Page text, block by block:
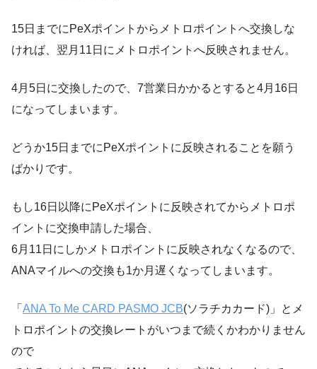
15日までにPeXポイントからメトロポイントへ交換しな
ければ、翌月11日にメトロポイントへ反映されません。
4月5日に交換したので、7営業日かかるとすると4月16日
になってしまいます。
どうか15日までにPeXポイントに反映されることを願う
ばかりです。
もし16日以降にPeXポイントに反映されてからメトロポ
イントに交換申請した場合、
6月11日にしかメトロポイントに反映されなくなるので、
ANAマイルへの交換も1か月遅くなってしまいます。
「 ANA To Me CARD PASMO JCB(ソラチカカード)」とメ
トロポイントの交換レートがいつまで続くかわかりません
ので